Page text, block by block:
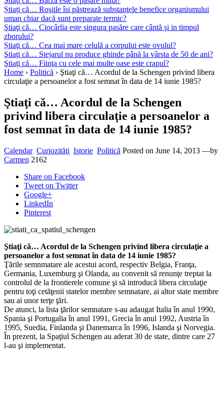
Știați că… Roşiile îsi păstrează substanţele benefice organismului
uman chiar dacă sunt preparate termic?
Ştiaţi că… Ciocârlia este singura pasăre care cântă şi in timpul
zborului?
Știaţi că… Cea mai mare celulă a corpului este ovulul?
Ştiaţi că… Stejarul nu produce ghinde până la vârsta de 50 de ani?
Ştiaţi că… Fiinţa cu cele mai multe oase este crapul?
Home › Politică › Ştiaţi că… Acordul de la Schengen privind libera
circulaţie a persoanelor a fost semnat în data de 14 iunie 1985?
Ştiaţi că… Acordul de la Schengen
privind libera circulaţie a persoanelor a
fost semnat în data de 14 iunie 1985?
Calendar Curiozităţi Istorie Politică Posted on June 14, 2013 —by
Carmen 2162
Share on Facebook
Tweet on Twitter
Google+
LinkedIn
Pinterest
Ştiaţi că… Acordul de la Schengen privind libera circulaţie a
persoanelor a fost semnat în data de 14 iunie 1985?
Ţările semnmatare ale acestui acord, respectiv Belgia, Franţa,
Germania, Luxemburg şi Olanda, au convenit să renunţe treptat la
controlul de la frontierele comune şi să introducă libera circulaţie
pentru toţi cetăţenii statelor membre semnatare, ai altor state membre
sau ai unor terţe ţări.
De atunci, la lista ţărilor semnatare s-au adaugat Italia în anul 1990,
Spania şi Portugalia în anul 1991, Grecia în anul 1992, Austria în
1995, Suedia, Finlanda şi Danemarca în 1996, Islanda şi Norvegia.
În prezent, la Spaţiul Schengen au aderat 30 de state, dintre care 27
l-au şi implementat.